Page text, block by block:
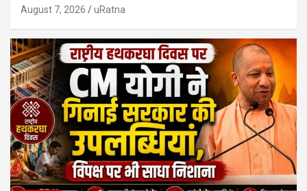
August 7, 2026 uRatna